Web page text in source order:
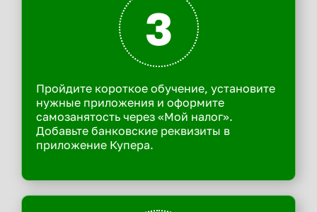
3
Пройдите короткое обучение, установите
нужные приложения и оформите
самозанятость через «Мой налог».
Добавьте банковские реквизиты в
приложение Купера.